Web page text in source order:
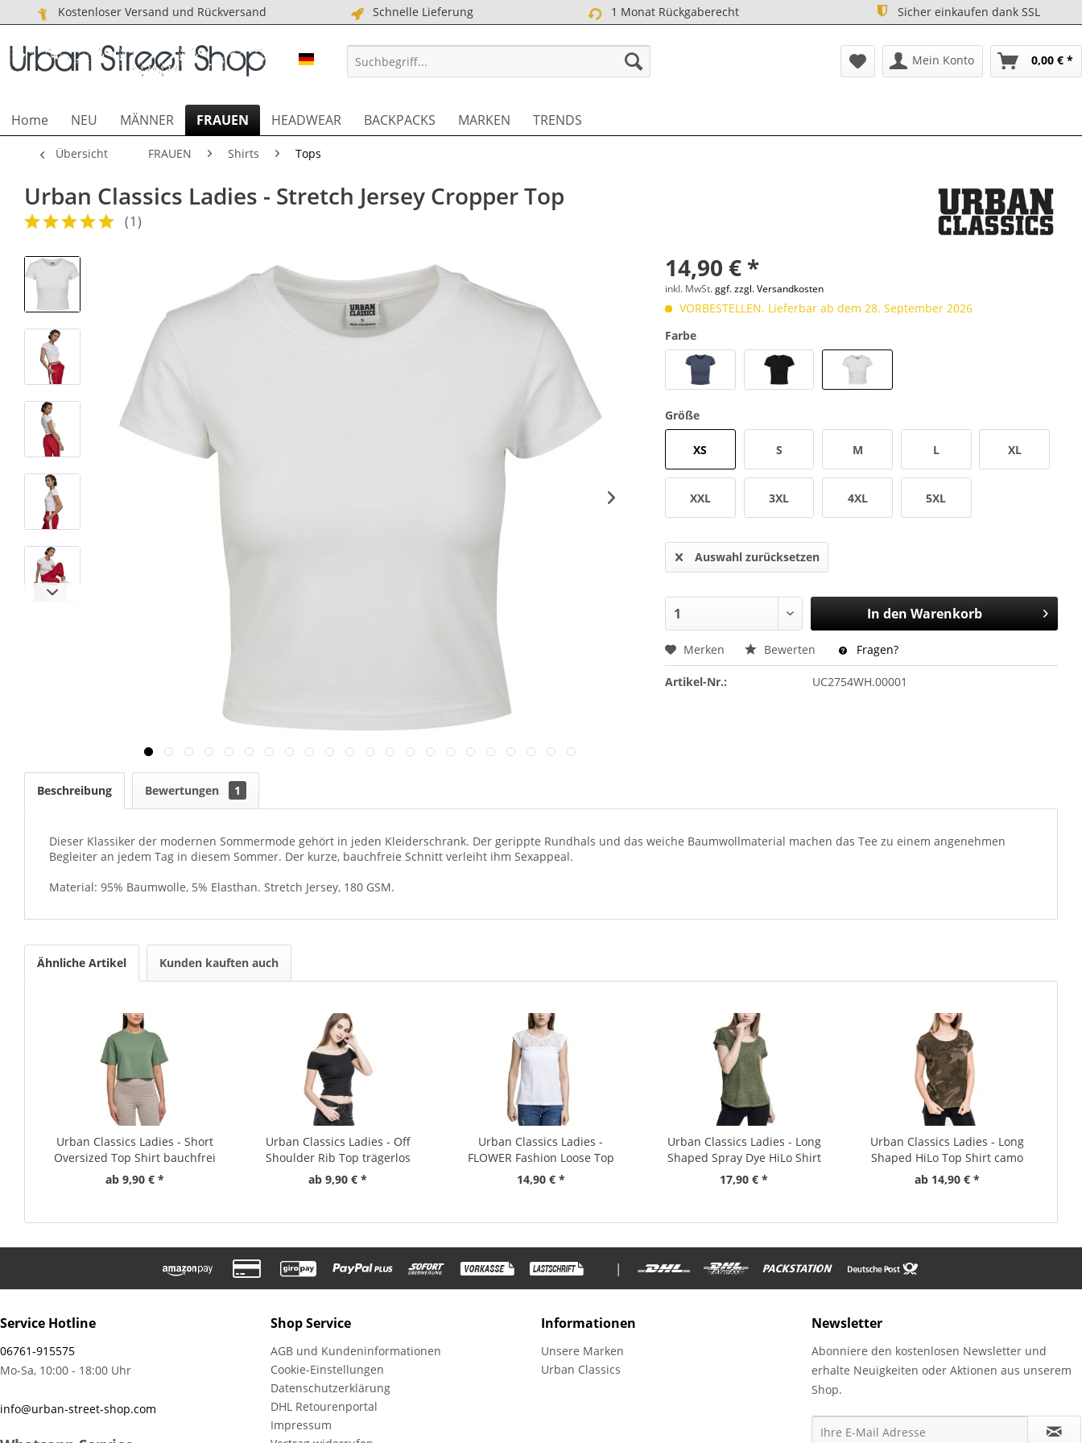
Kostenloser Versand und Rückversand Schnelle Lieferung 1 Monat Rückgaberecht Sicher einkaufen dank SSL
URBAN STREET DE Mein Konto 0,00 € *
Home NEU MÄNNER FRAUEN HEADWEAR BACKPACKS MARKEN TRENDS
Übersicht FRAUEN Shirts Tops
Urban Classics Ladies - Stretch Jersey Cropper Top
(1)
14,90 € *
inkl. MwSt.ggf. zzgl. Versandkosten
VORBESTELLEN. Lieferbar ab dem 28. September 2026
Farbe
Größe
XS S M L XL
XXL 3XL 4XL 5XL
Auswahl zurücksetzen
In den Warenkorb
Merken Bewerten Fragen?
Artikel-Nr.: UC2754WH.00001
Beschreibung Bewertungen 1
Dieser Klassiker der modernen Sommermode gehört in jeden Kleiderschrank. Der gerippte Rundhals und das weiche Baumwollmaterial machen das Tee zu einem angenehmen
Begleiter an jedem Tag in diesem Sommer. Der kurze, bauchfreie Schnitt verleiht ihm Sexappeal.
Material: 95% Baumwolle, 5% Elasthan. Stretch Jersey, 180 GSM.
Ähnliche Artikel Kunden kauften auch
Urban Classics Ladies - Short
Oversized Top Shirt bauchfrei
ab 9,90 € *
Urban Classics Ladies - Off
Shoulder Rib Top trägerlos
ab 9,90 € *
Urban Classics Ladies -
FLOWER Fashion Loose Top
Shirt
14,90 € *
Urban Classics Ladies - Long
Shaped Spray Dye HiLo Shirt
Top
17,90 € *
Urban Classics Ladies - Long
Shaped HiLo Top Shirt camo
ab 14,90 € *
|
Service Hotline
06761-915575
Mo-Sa, 10:00 - 18:00 Uhr
info@urban-street-shop.com
Shop Service
AGB und Kundeninformationen
Cookie-Einstellungen
Datenschutzerklärung
DHL Retourenportal
Impressum
Informationen
Unsere Marken
Urban Classics
Newsletter
Abonniere den kostenlosen Newsletter und
erhalte Neuigkeiten oder Aktionen aus unserem
Shop.